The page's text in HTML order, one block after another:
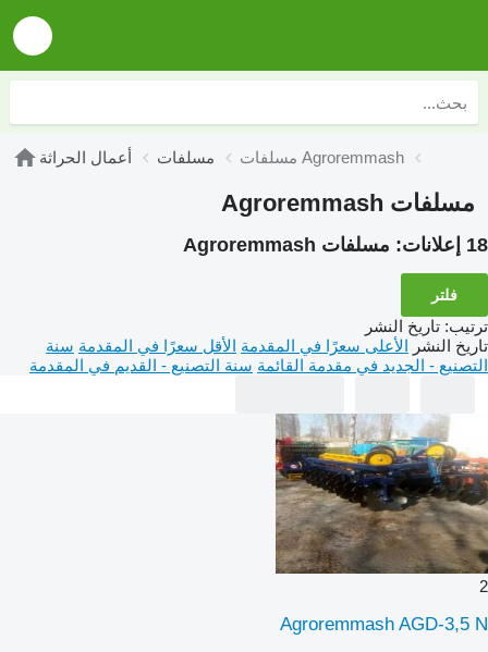
أعمال الحراثة مسلفات مسلفات Agroremmash
مسلفات Agroremmash
18 إعلانات: مسلفات Agroremmash
فلتر
ترتيب: تاريخ النشر
تاريخ النشر الأعلى سعرًا في المقدمة الأقل سعرًا في المقدمة سنة
التصنيع - الجديد في مقدمة القائمة سنة التصنيع - القديم في المقدمة
2
Agroremmash AGD-3,5 N